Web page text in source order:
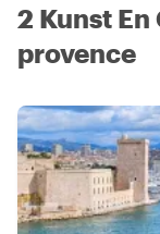
2 Kunst
provence